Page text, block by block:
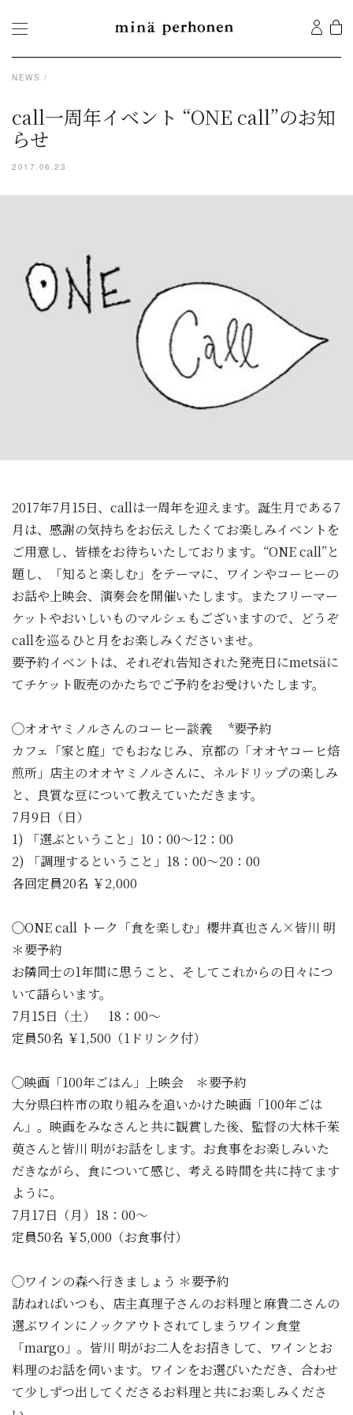
NEWS
call一周年イベント “ONE call”のお知
らせ
2017.06.23
2017年7月15日、callは一周年を迎えます。誕生月である7
月は、感謝の気持ちをお伝えしたくてお楽しみイベントを
ご用意し、皆様をお待ちいたしております。“ONE call”と
題し、「知ると楽しむ」をテーマに、ワインやコーヒーの
お話や上映会、演奏会を開催いたします。またフリーマー
ケットやおいしいものマルシェもございますので、どうぞ
callを巡るひと月をお楽しみくださいませ。
要予約イベントは、それぞれ告知された発売日にmetsäに
てチケット販売のかたちでご予約をお受けいたします。
◯オオヤミノルさんのコーヒー談義 *要予約
カフェ「家と庭」でもおなじみ、京都の「オオヤコーヒ焙
煎所」店主のオオヤミノルさんに、ネルドリップの楽しみ
と、良質な豆について教えていただきます。
7月9日（日）
1) 「選ぶということ」10：00〜12：00
2) 「調理するということ」18：00〜20：00
各回定員20名 ￥2,000
◯ONE call トーク「食を楽しむ」櫻井真也さん×皆川 明
＊要予約
お隣同士の1年間に思うこと、そしてこれからの日々につ
いて語らいます。
7月15日（土） 18：00〜
定員50名 ￥1,500（1ドリンク付）
◯映画「100年ごはん」上映会 ＊要予約
大分県臼杵市の取り組みを追いかけた映画「100年ごは
ん」。映画をみなさんと共に観賞した後、監督の大林千茱
萸さんと皆川 明がお話をします。お食事をお楽しみいた
だきながら、食について感じ、考える時間を共に持てます
ように。
7月17日（月）18：00〜
定員50名 ￥5,000（お食事付）
◯ワインの森へ行きましょう ＊要予約
訪ねればいつも、店主真理子さんのお料理と麻貴二さんの
選ぶワインにノックアウトされてしまうワイン食堂
「margo」。皆川 明がお二人をお招きして、ワインとお
料理のお話を伺います。ワインをお選びいただき、合わせ
て少しずつ出してくださるお料理と共にお楽しみくださ